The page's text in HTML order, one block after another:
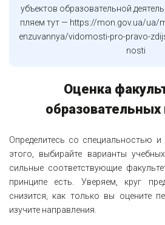
убъектов образовательной
пляем тут — https://mon.gov.ua/
enzuvannya/vidomosti-pro-pravo-
nosti
Оценка
Определитесь со специальностью
этого, выбирайте варианты
сильные соответствующие
принципе есть. Уверяем, круг
снизится, как только вы оцените
изучите направления.